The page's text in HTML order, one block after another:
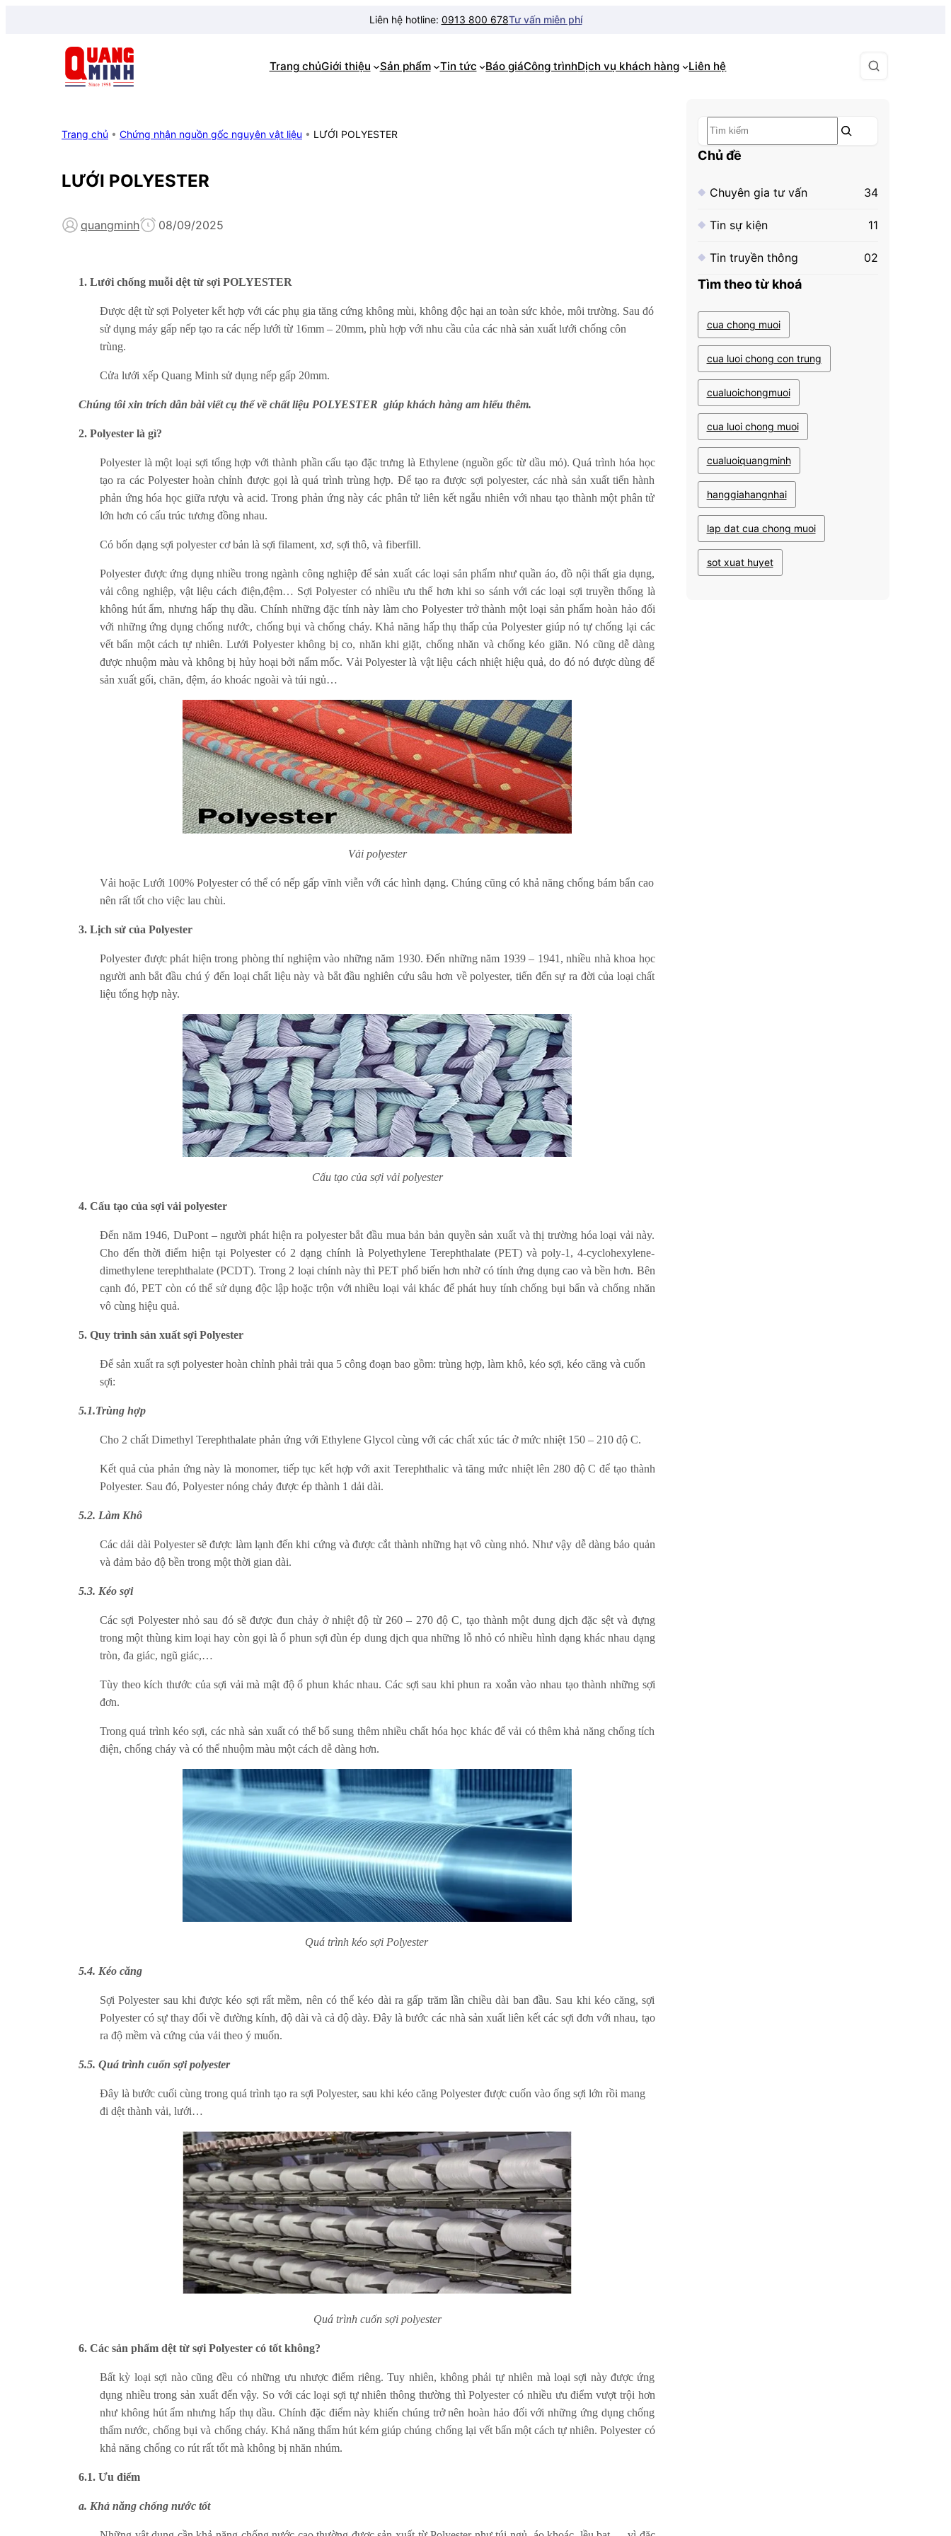
Liên hệ hotline: 0913 800 678Tư vấn miễn phí
Trang chủGiới thiệu Sản phẩm Tin tức Báo giáCông trìnhDịch vụ khách hàng Liên hệ
Trang chủ • Chứng nhận nguồn gốc nguyên vật liệu • LƯỚI POLYESTER
LƯỚI POLYESTER
quangminh 08/09/2025
1. Lưới chống muỗi dệt từ sợi POLYESTER
Được dệt từ sợi Polyeter kết hợp với các phụ gia tăng cứng không mùi, không độc hại an toàn sức khỏe, môi trường. Sau đó
sử dụng máy gấp nếp tạo ra các nếp lưới từ 16mm – 20mm, phù hợp với nhu cầu của các nhà sản xuất lưới chống côn
trùng.
Cửa lưới xếp Quang Minh sử dụng nếp gấp 20mm.
Chúng tôi xin trích dẫn bài viết cụ thể về chất liệu POLYESTER giúp khách hàng am hiểu thêm.
2. Polyester là gì?
Polyester là một loại sợi tổng hợp với thành phần cấu tạo đặc trưng là Ethylene (nguồn gốc từ dầu mỏ). Quá trình hóa học
tạo ra các Polyester hoàn chỉnh được gọi là quá trình trùng hợp. Để tạo ra được sợi polyester, các nhà sản xuất tiến hành
phản ứng hóa học giữa rượu và acid. Trong phản ứng này các phân tử liên kết ngẫu nhiên với nhau tạo thành một phân tử
lớn hơn có cấu trúc tương đồng nhau.
Có bốn dạng sợi polyester cơ bản là sợi filament, xơ, sợi thô, và fiberfill.
Polyester được ứng dụng nhiều trong ngành công nghiệp để sản xuất các loại sản phẩm như quần áo, đồ nội thất gia dụng,
vải công nghiệp, vật liệu cách điện,đệm… Sợi Polyester có nhiều ưu thế hơn khi so sánh với các loại sợi truyền thống là
không hút ẩm, nhưng hấp thụ dầu. Chính những đặc tính này làm cho Polyester trở thành một loại sản phẩm hoàn hảo đối
với những ứng dụng chống nước, chống bụi và chống cháy. Khả năng hấp thụ thấp của Polyester giúp nó tự chống lại các
vết bẩn một cách tự nhiên. Lưới Polyester không bị co, nhăn khi giặt, chống nhăn và chống kéo giãn. Nó cũng dễ dàng
được nhuộm màu và không bị hủy hoại bởi nấm mốc. Vải Polyester là vật liệu cách nhiệt hiệu quả, do đó nó được dùng để
sản xuất gối, chăn, đệm, áo khoác ngoài và túi ngủ…
Vải polyester
Vải hoặc Lưới 100% Polyester có thể có nếp gấp vĩnh viễn với các hình dạng. Chúng cũng có khả năng chống bám bẩn cao
nên rất tốt cho việc lau chùi.
3. Lịch sử của Polyester
Polyester được phát hiện trong phòng thí nghiệm vào những năm 1930. Đến những năm 1939 – 1941, nhiều nhà khoa học
người anh bắt đầu chú ý đến loại chất liệu này và bắt đầu nghiên cứu sâu hơn về polyester, tiến đến sự ra đời của loại chất
liệu tổng hợp này.
Cấu tạo của sợi vải polyester
4. Cấu tạo của sợi vải polyester
Đến năm 1946, DuPont – người phát hiện ra polyester bắt đầu mua bản bản quyền sản xuất và thị trường hóa loại vải này.
Cho đến thời điểm hiện tại Polyester có 2 dạng chính là Polyethylene Terephthalate (PET) và poly-1, 4-cyclohexylene-
dimethylene terephthalate (PCDT). Trong 2 loại chính này thì PET phổ biến hơn nhờ có tính ứng dụng cao và bền hơn. Bên
cạnh đó, PET còn có thể sử dụng độc lập hoặc trộn với nhiều loại vải khác để phát huy tính chống bụi bẩn và chống nhăn
vô cùng hiệu quả.
5. Quy trình sản xuất sợi Polyester
Để sản xuất ra sợi polyester hoàn chỉnh phải trải qua 5 công đoạn bao gồm: trùng hợp, làm khô, kéo sợi, kéo căng và cuốn
sợi:
5.1.Trùng hợp
Cho 2 chất Dimethyl Terephthalate phản ứng với Ethylene Glycol cùng với các chất xúc tác ở mức nhiệt 150 – 210 độ C.
Kết quả của phản ứng này là monomer, tiếp tục kết hợp với axit Terephthalic và tăng mức nhiệt lên 280 độ C để tạo thành
Polyester. Sau đó, Polyester nóng chảy được ép thành 1 dải dài.
5.2. Làm Khô
Các dải dài Polyester sẽ được làm lạnh đến khi cứng và được cắt thành những hạt vô cùng nhỏ. Như vậy dễ dàng bảo quản
và đảm bảo độ bền trong một thời gian dài.
5.3. Kéo sợi
Các sợi Polyester nhỏ sau đó sẽ được đun chảy ở nhiệt độ từ 260 – 270 độ C, tạo thành một dung dịch đặc sệt và đựng
trong một thùng kim loại hay còn gọi là ổ phun sợi đùn ép dung dịch qua những lỗ nhỏ có nhiều hình dạng khác nhau dạng
tròn, đa giác, ngũ giác,…
Tùy theo kích thước của sợi vải mà mật độ ổ phun khác nhau. Các sợi sau khi phun ra xoắn vào nhau tạo thành những sợi
đơn.
Trong quá trình kéo sợi, các nhà sản xuất có thể bổ sung thêm nhiều chất hóa học khác để vải có thêm khả năng chống tích
điện, chống cháy và có thể nhuộm màu một cách dễ dàng hơn.
Quá trình kéo sợi Polyester
5.4. Kéo căng
Sợi Polyester sau khi được kéo sợi rất mềm, nên có thể kéo dài ra gấp trăm lần chiều dài ban đầu. Sau khi kéo căng, sợi
Polyester có sự thay đổi về đường kính, độ dài và cả độ dày. Đây là bước các nhà sản xuất liên kết các sợi đơn với nhau, tạo
ra độ mềm và cứng của vải theo ý muốn.
5.5. Quá trình cuốn sợi polyester
Đây là bước cuối cùng trong quá trình tạo ra sợi Polyester, sau khi kéo căng Polyester được cuốn vào ống sợi lớn rồi mang
đi dệt thành vải, lưới…
Quá trình cuốn sợi polyester
6. Các sản phẩm dệt từ sợi Polyester có tốt không?
Bất kỳ loại sợi nào cũng đều có những ưu nhược điểm riêng. Tuy nhiên, không phải tự nhiên mà loại sợi này được ứng
dụng nhiều trong sản xuất đến vậy. So với các loại sợi tự nhiên thông thường thì Polyester có nhiều ưu điểm vượt trội hơn
như không hút ẩm nhưng hấp thụ dầu. Chính đặc điểm này khiến chúng trở nên hoàn hảo đối với những ứng dụng chống
thấm nước, chống bụi và chống cháy. Khả năng thấm hút kém giúp chúng chống lại vết bẩn một cách tự nhiên. Polyester có
khả năng chống co rút rất tốt mà không bị nhăn nhúm.
6.1. Ưu điểm
a. Khả năng chống nước tốt
Tìm
kiếm
Chủ đề
Chuyên gia tư vấn 34
Tin sự kiện 11
Tin truyền thông 02
Tìm theo từ khoá
cua chong muoi
cua luoi chong con trung
cualuoichongmuoi
cua luoi chong muoi
cualuoiquangminh
hanggiahangnhai
lap dat cua chong muoi
sot xuat huyet